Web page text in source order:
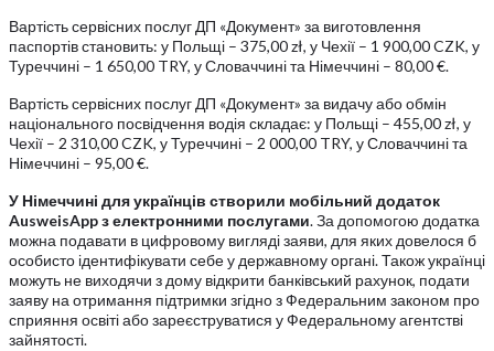
Вартість сервісних послуг ДП «Документ» за виготовлення
паспортів становить: у Польщі – 375,00 zł, у Чехії – 1 900,00 CZK, у
Туреччині – 1 650,00 TRY, у Словаччині та Німеччині – 80,00 €.
Вартість сервісних послуг ДП «Документ» за видачу або обмін
національного посвідчення водія складає: у Польщі – 455,00 zł, у
Чехії – 2 310,00 CZK, у Туреччині – 2 000,00 TRY, у Словаччині та
Німеччині – 95,00 €.
У Німеччині для українців створили мобільний додаток
AusweisApp з електронними послугами. За допомогою додатка
можна подавати в цифровому вигляді заяви, для яких довелося б
особисто ідентифікувати себе у державному органі. Також українці
можуть не виходячи з дому відкрити банківський рахунок, подати
заяву на отримання підтримки згідно з Федеральним законом про
сприяння освіті або зареєструватися у Федеральному агентстві
зайнятості.